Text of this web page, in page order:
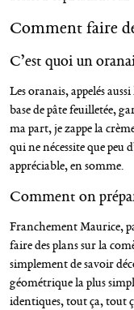
Comment faire
C’est quoi un
Les oranais, appelés
base de pâte feuilletée,
ma part, je zappe la
qui ne nécessite que peu
appréciable, en somme.
Comment on
Franchement Maurice,
faire des plans sur la
simplement de savoir
géométrique la plus
identiques, tout ça, tout